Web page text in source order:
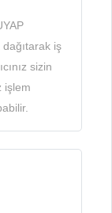
dağıtarak iş
sizin
işlem